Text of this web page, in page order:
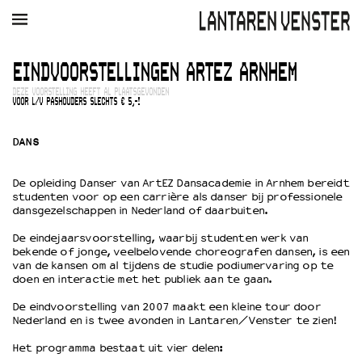
AGENDA FILM MUZIEK RESTAURANT VERHUUR
Winkelmandje
Zoek
PLAN JE BEZOEK
Bereikbaarheid
Kaartverkoop
EDUCATIE
Schoolvoorstellingen
Filmprogramma’s Primair Onderwijs
Filmprogramma’s VO/MBO
Speciale educatieprogramma’s
EINDVOORSTELLINGEN ARTEZ ARNHEM
DEZE VOORSTELLING HEEFT AL PLAATSGEVONDEN
VOOR L/V PASHOUDERS SLECHTS € 5,-!
DANS
De opleiding Danser van ArtEZ Dansacademie in Arnhem bereidt
studenten voor op een carrière als danser bij professionele
dansgezelschappen in Nederland of daarbuiten.
De eindejaarsvoorstelling, waarbij studenten werk van
bekende of jonge, veelbelovende choreografen dansen, is een
van de kansen om al tijdens de studie podiumervaring op te
doen en interactie met het publiek aan te gaan.
De eindvoorstelling van 2007 maakt een kleine tour door
Nederland en is twee avonden in Lantaren/Venster te zien!
Het programma bestaat uit vier delen: